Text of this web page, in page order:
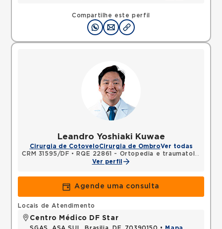
Compartilhe este perfil
Leandro Yoshiaki Kuwae
Cirurgia de CotoveloCirurgia de OmbroVer todas
CRM 31595/DF •
RQE 22861 - Ortopedia e traumatologia
Ver perfil
Agende uma consulta
Locais de Atendimento
Centro Médico DF Star